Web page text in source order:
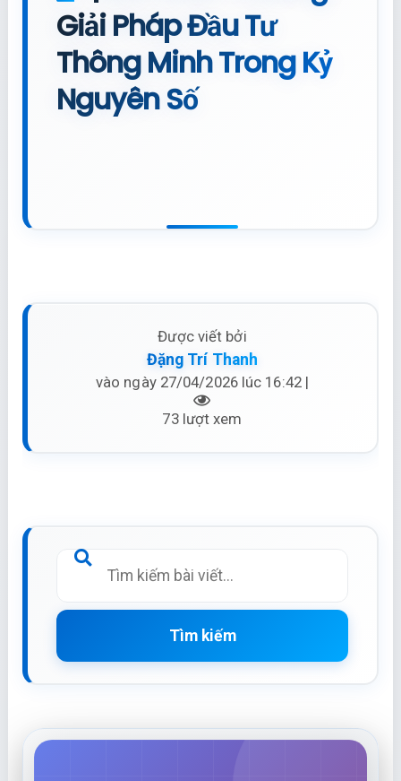
Giải Pháp Đầu Tư
Thông Minh Trong Kỷ
Nguyên Số
Được viết bởi
Đặng Trí Thanh
vào ngày 27/04/2026 lúc 16:42 |
73 lượt xem
Tìm kiếm